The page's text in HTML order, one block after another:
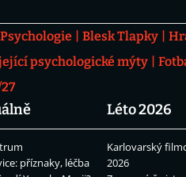
Blesk Tlapky
psychologické mýty
příznaky, léčba
Léto 2026
Karlovarský
2026